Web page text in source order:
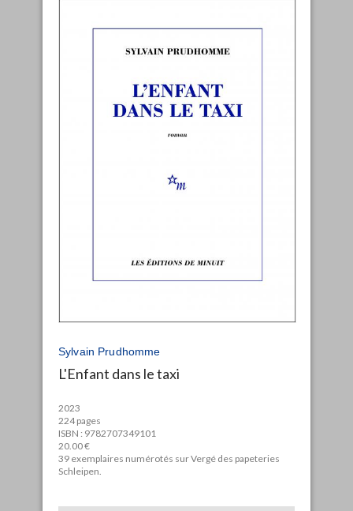
Sylvain Prudhomme
L'Enfant dans le taxi
2023
224 pages
ISBN : 9782707349101
20.00 €
39 exemplaires numérotés sur Vergé des papeteries
Schleipen.